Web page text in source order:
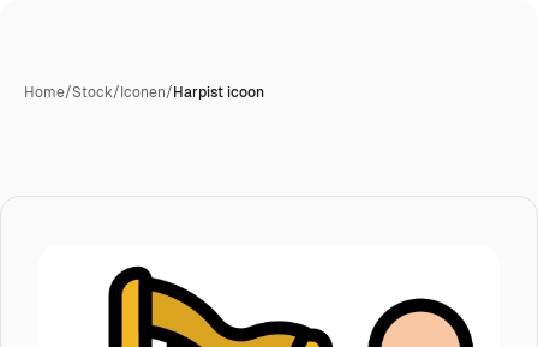
Home/Stock/Iconen/Harpist icoon